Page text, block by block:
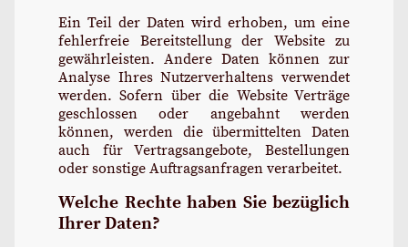
Ein Teil der Daten wird erhoben, um eine
fehlerfreie Bereitstellung der Website zu
gewährleisten. Andere Daten können zur
Analyse Ihres Nutzerverhaltens verwendet
werden. Sofern über die Website Verträge
geschlossen oder angebahnt werden
können, werden die übermittelten Daten
auch für Vertragsangebote, Bestellungen
oder sonstige Auftragsanfragen verarbeitet.
Welche Rechte haben Sie bezüglich
Ihrer Daten?